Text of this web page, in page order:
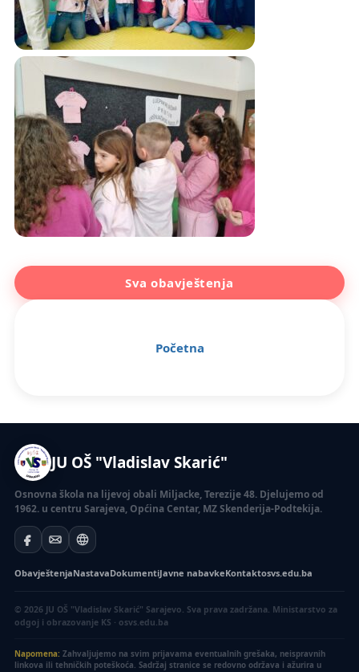
Sva obavještenja
Početna
JU OŠ "Vladislav Skarić"
Osnovna škola na lijevoj obali Miljacke, Terezije 48. Djelujemo od
1962. u centru Sarajeva, Općina Centar, MZ Skenderija-Podtekija.
ObavještenjaNastavaDokumentiJavne nabavkeKontaktosvs.edu.ba
© 2026 JU OŠ "Vladislav Skarić" Sarajevo. Sva prava zadržana. Ministarstvo za
odgoj i obrazovanje KS · osvs.edu.ba
Napomena: Zahvaljujemo na svim prijavama eventualnih grešaka, neispravnih
linkova ili tehničkih poteškoća. Sadržaj stranice se redovno održava i ažurira u